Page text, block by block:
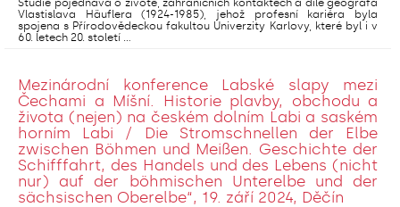
Vlastislava Häuflera (1924-1985), jehož profesní kariéra byla
spojena s Přírodovědeckou fakultou Univerzity Karlovy, které byl i v
60. letech 20. století ...
Mezinárodní konference Labské slapy mezi
Čechami a Míšní. Historie plavby, obchodu a
života (nejen) na českém dolním Labi a saském
horním Labi / Die Stromschnellen der Elbe
zwischen Böhmen und Meißen. Geschichte der
Schifffahrt, des Handels und des Lebens (nicht
nur) auf der böhmischen Unterelbe und der
sächsischen Oberelbe“, 19. září 2024, Děčín